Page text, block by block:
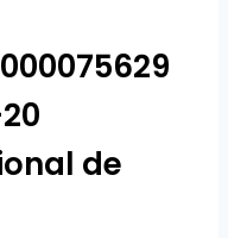
de